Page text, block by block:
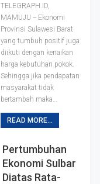
TELEGRAPH.ID,
MAMUJU -- Ekonomi
Provinsi Sulawesi Barat
yang tumbuh positif juga
diikuti dengan kenaikan
harga kebutuhan pokok.
Sehingga jika pendapatan
masyarakat tidak
bertambah maka…
READ MORE...
Pertumbuhan
Ekonomi Sulbar
Diatas Rata-